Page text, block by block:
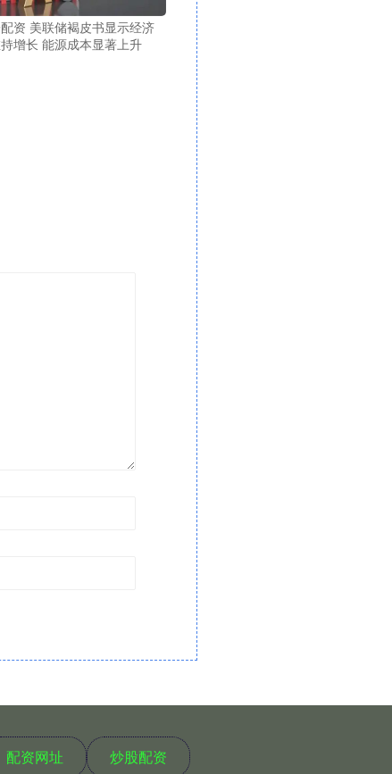
资 美联储褐皮书显示经济
增长 能源成本显著上升
配资网址 炒股配资